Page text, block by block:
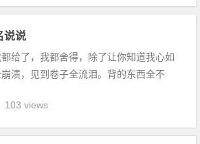
愤怒，都会损失60秒钟的快乐。6、做不
说说
给了，我都舍得，除了让你知道我心如
溃，见到卷子全流泪。背的东西全不
扁的。4、当手里的每一张牌都是坏牌，
就是打破游戏规则。5、我心深深为你痴
103 views